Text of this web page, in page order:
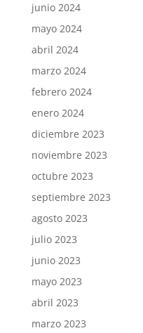
junio 2024
mayo 2024
abril 2024
marzo 2024
febrero 2024
enero 2024
diciembre 2023
noviembre 2023
octubre 2023
septiembre 2023
agosto 2023
julio 2023
junio 2023
mayo 2023
abril 2023
marzo 2023